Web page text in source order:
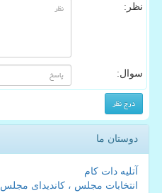
نظر:
سوال:
دوستان ما
آتلیه دات کام
انتخابات مجلس ، کاندیدای مجلس